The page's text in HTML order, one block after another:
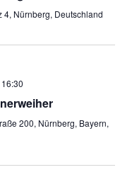
4, Nürnberg, Deutschland
16:30
200, Nürnberg, Bayern,